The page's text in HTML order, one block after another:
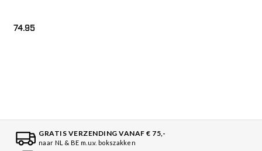
74.95
GRATIS VERZENDING VANAF € 75,-
naar NL & BE m.u.v. bokszakken